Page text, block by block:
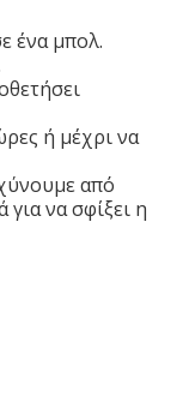
ένα μπολ.
ή μέχρι να
από
να σφίξει η